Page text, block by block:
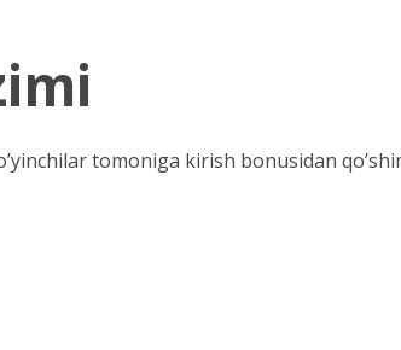
tomoniga kirish bonusidan